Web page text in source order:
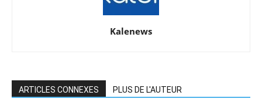
Kalenews
ARTICLES CONNEXES PLUS DE L'AUTEUR